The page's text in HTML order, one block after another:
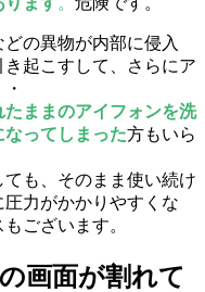
の異物が内部に侵入
起こすして、さらにア
たままのアイフォンを洗
ってしまった方もいら
も、そのまま使い続け
力がかかりやすくな
ございます。
画面が割れて